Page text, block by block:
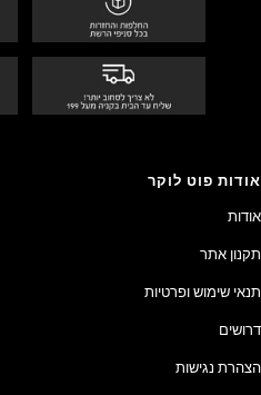
אודות פוט לוקר
אודות
תקנון אתר
תנאי שימוש ופרטיות
דרושים
הצהרת נגישות